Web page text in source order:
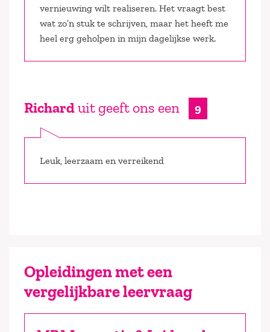
vernieuwing wilt realiseren. Het vraagt best
wat zo’n stuk te schrijven, maar het heeft me
heel erg geholpen in mijn dagelijkse werk.
Richarduit geeft ons een 9
Leuk, leerzaam en verreikend
Opleidingen met een
vergelijkbare leervraag